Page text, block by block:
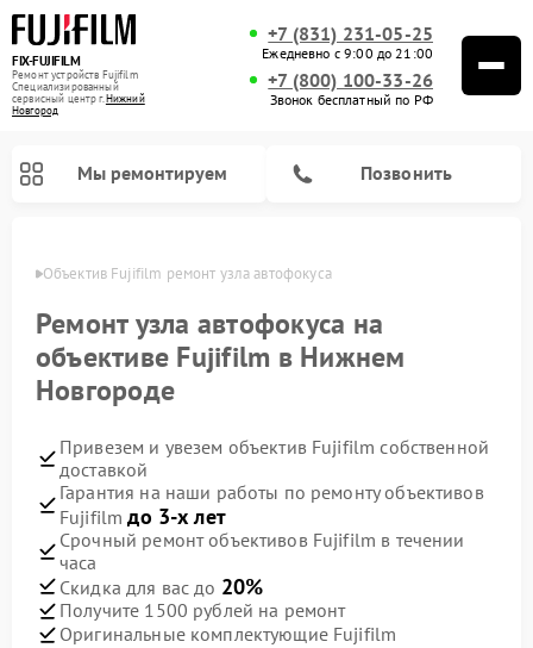
FIX-FUJIFILM
Ремонт устройств Fujifilm
Специализированный
cервисный центр г.Нижний
Новгород
+7 (831) 231-05-25
Ежедневно с 9:00 до 21:00
+7 (800) 100-33-26
Звонок бесплатный по РФ
Мы ремонтируем Позвонить
Объектив Fujifilm ремонт узла автофокуса
Ремонт узла автофокуса на
объективе Fujifilm в Нижнем
Новгороде
Привезем и увезем объектив Fujifilm собственной
доставкой
Гарантия на наши работы по ремонту объективов
Fujifilmдо 3-х лет
Срочный ремонт объективов Fujifilm в течении
часа
Скидка для вас до 20%
Получите 1500 рублей на ремонт
Оригинальные комплектующие Fujifilm